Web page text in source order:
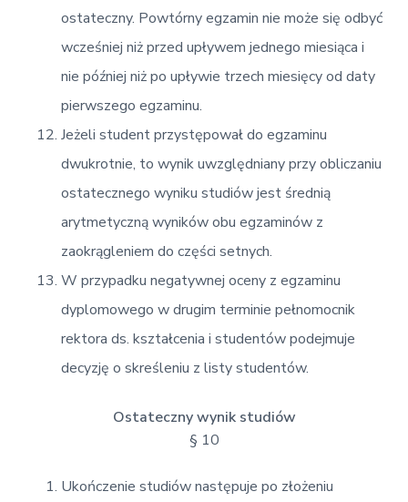
ostateczny. Powtórny egzamin nie może się odbyć
wcześniej niż przed upływem jednego miesiąca i
nie później niż po upływie trzech miesięcy od daty
pierwszego egzaminu.
Jeżeli student przystępował do egzaminu
dwukrotnie, to wynik uwzględniany przy obliczaniu
ostatecznego wyniku studiów jest średnią
arytmetyczną wyników obu egzaminów z
zaokrągleniem do części setnych.
W przypadku negatywnej oceny z egzaminu
dyplomowego w drugim terminie pełnomocnik
rektora ds. kształcenia i studentów podejmuje
decyzję o skreśleniu z listy studentów.
Ostateczny wynik studiów
§ 10
Ukończenie studiów następuje po złożeniu